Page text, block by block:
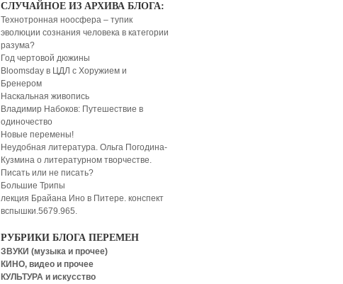
СЛУЧАЙНОЕ ИЗ АРХИВА БЛОГА:
Технотронная ноосфера – тупик
эволюции сознания человека в категории
разума?
Год чертовой дюжины
Bloomsday в ЦДЛ с Хоружием и
Бренером
Наскальная живопись
Владимир Набоков: Путешествие в
одиночество
Новые перемены!
Неудобная литература. Ольга Погодина-
Кузмина о литературном творчестве.
Писать или не писать?
Большие Трипы
лекция Брайана Ино в Питере. конспект
вспышки.5679.965.
РУБРИКИ БЛОГА ПЕРЕМЕН
ЗВУКИ (музыка и прочее)
КИНО, видео и прочее
КУЛЬТУРА и искусство